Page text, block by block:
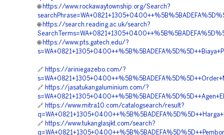
🌐 https://www.rockawaytownship.org/Search?
🌐 https://search.reading.ac.uk/search?
🌐 https://www.pts.gatech.edu/?
🔗 https://ariniegazebo.com/?
🔗 https://jasatukangaluminium.com/?
🔗 https://www.mitra10.com/catalogsearch/result?
🔗 https://www.tukanglasjkt.com/search?